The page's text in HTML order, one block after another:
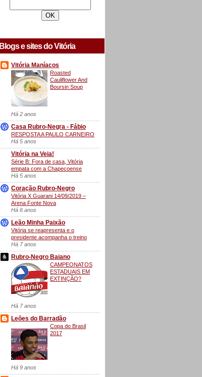
Blogs e sites do Vitória
Vitória Maníacos
Roasted
Cauliflower And
Boursin Soup
Há 2 anos
Casa Rubro-Negra - Fábio
RESPOSTA A PAULO CARNEIRO
Há 5 anos
Vitória na Veia!
Série B: Fora de casa, Vitória
empata com a Chapecoense
Há 5 anos
Coração Rubro-Negro
Vitória X Guarani 14/09/2019 –
Arena Fonte Nova
Há 6 anos
Leão Minha Paixão
Vitória se reapresenta e o
presidente acompanha o treino
Há 7 anos
Rubro-Negro Baiano
CAMPEONATOS
ESTADUAIS EM
EXTINÇÃO?
Há 7 anos
Leões do Barradão
Copa do Brasil
2017
Há 9 anos